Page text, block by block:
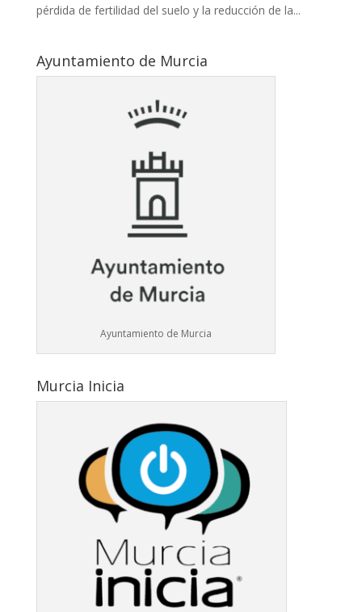
pérdida de fertilidad del suelo y la reducción de la...
Ayuntamiento de Murcia
Ayuntamiento de Murcia
Murcia Inicia